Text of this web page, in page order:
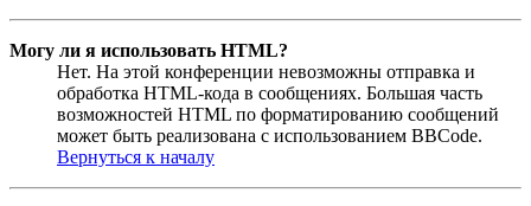
Могу ли я использовать HTML?
Нет. На этой конференции невозможны отправка и
обработка HTML-кода в сообщениях. Большая часть
возможностей HTML по форматированию сообщений
может быть реализована с использованием BBCode.
Вернуться к началу